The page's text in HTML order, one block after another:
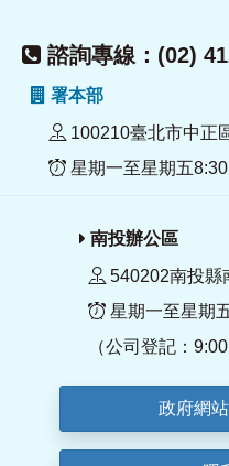
諮詢專線：(02)
署本部
100210臺北市中正
星期一至星期五
南投辦公區
540202南投縣
星期一至星期
（公司登記：
政府網